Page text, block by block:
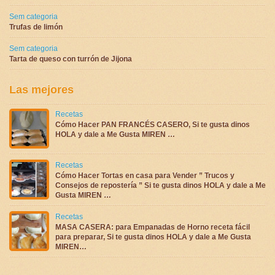
Sem categoria
Trufas de limón
Sem categoria
Tarta de queso con turrón de Jijona
Las mejores
Recetas
Cómo Hacer PAN FRANCÉS CASERO, Si te gusta dinos
HOLA y dale a Me Gusta MIREN …
Recetas
Cómo Hacer Tortas en casa para Vender ” Trucos y
Consejos de repostería ” Si te gusta dinos HOLA y dale a Me
Gusta MIREN …
Recetas
MASA CASERA: para Empanadas de Horno receta fácil
para preparar, Si te gusta dinos HOLA y dale a Me Gusta
MIREN…